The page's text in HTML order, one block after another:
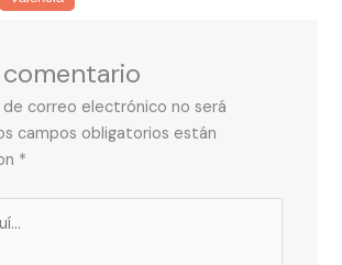
comentario
de correo electrónico no será
campos obligatorios están
*